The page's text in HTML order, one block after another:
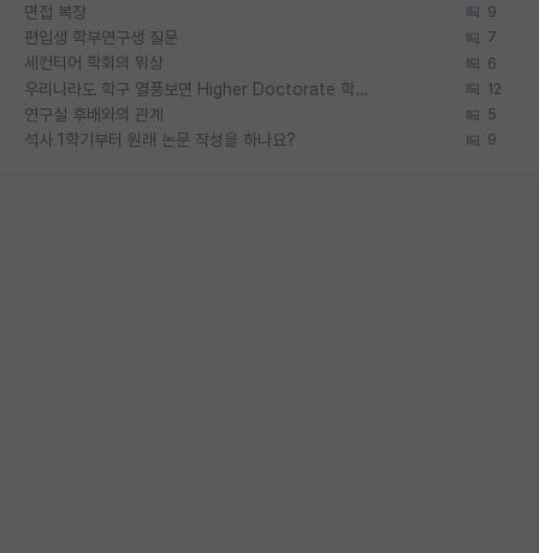
면접 복장 9
편입생 학부연구생 질문 7
세컨티어 학회의 위상 6
우리나라도 학구 열풍보면 Higher Doctorate 학위가 필요하다고 봅니다. 12
연구실 후배와의 관계 5
석사 1학기부터 원래 논문 작성을 하나요? 9